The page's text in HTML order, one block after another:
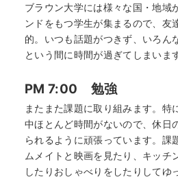
ブラウン大学には様々な国・地域
ンドをもつ学生が集まるので、友
的。いつも話題がつきず、いろん
という間に時間が過ぎてしまいま
PM 7:00 勉強
またまた課題に取り組みます。特
中ほとんど時間がないので、休日
られるように頑張っています。課
ムメイトと映画を見たり、キッチ
したりおしゃべりをしたりしてゆ